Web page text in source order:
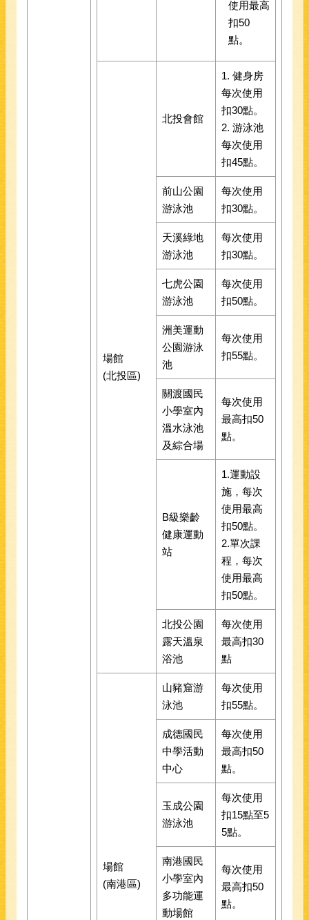
使用最高
扣50
點。
場館
(北投區)
北投會館
1. 健身房
每次使用
扣30點。
2. 游泳池
每次使用
扣45點。
前山公園
游泳池
每次使用
扣30點。
天溪綠地
游泳池
每次使用
扣30點。
七虎公園
游泳池
每次使用
扣50點。
洲美運動
公園游泳
池
每次使用
扣55點。
關渡國民
小學室內
溫水泳池
及綜合場
每次使用
最高扣50
點。
B級樂齡
健康運動
站
1.運動設
施，每次
使用最高
扣50點。
2.單次課
程，每次
使用最高
扣50點。
北投公園
露天溫泉
浴池
每次使用
最高扣30
點
場館
(南港區)
山豬窟游
泳池
每次使用
扣55點。
成德國民
中學活動
中心
每次使用
最高扣50
點。
玉成公園
游泳池
每次使用
扣15點至5
5點。
南港國民
小學室內
多功能運
動場館
每次使用
最高扣50
點。